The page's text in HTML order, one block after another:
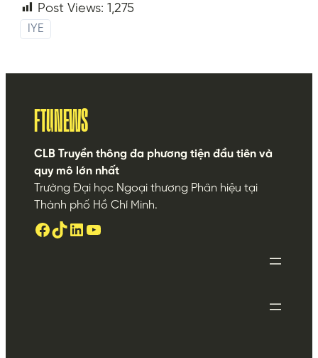
Post Views: 1,275
IYE
FTUNEWS
CLB Truyền thông đa phương tiện đầu tiên và
quy mô lớn nhất
Trường Đại học Ngoại thương Phân hiệu tại
Thành phố Hồ Chí Minh.